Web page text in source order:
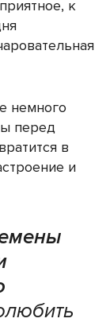
к
немного
перед
в
и